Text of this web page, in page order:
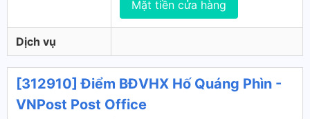
Mặt tiền cửa hàng
Dịch vụ
[312910] Điểm BĐVHX Hố Quáng Phìn -
VNPost Post Office